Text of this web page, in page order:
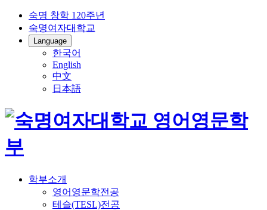
숙명 창학 120주년
숙명여자대학교
Language
한국어
English
中文
日本語
학부소개
영어영문학전공
테슬(TESL)전공